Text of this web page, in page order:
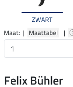
ZWART
Maat: | Maattabel |
Felix Bühler